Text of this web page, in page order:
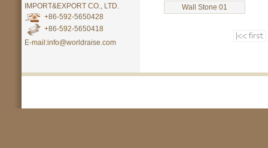
IMPORT&EXPORT CO., LTD.
+86-592-5650428
+86-592-5650418
E-mail:info@worldraise.com
Wall Stone 01